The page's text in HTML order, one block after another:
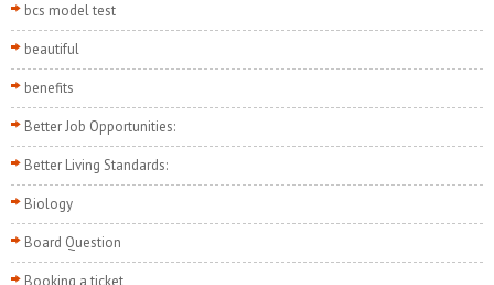
bcs model test
beautiful
benefits
Better Job Opportunities:
Better Living Standards:
Biology
Board Question